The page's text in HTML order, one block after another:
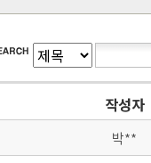
작성자
박**